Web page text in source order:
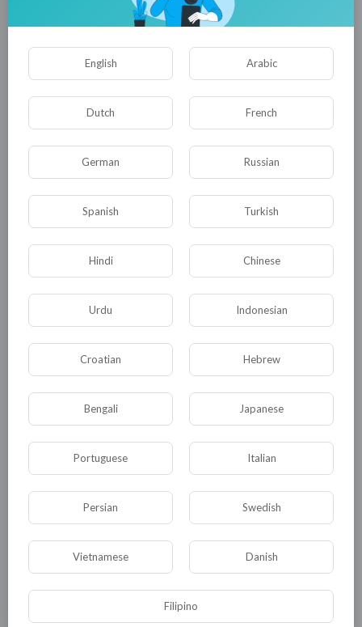
расследование началось только спустя два
В ФБР, основанном при содействии
Пригожина, полагают, что гибель Патрика
Фишера является примером полицейского
насилия по отношению к национальным
меньшинствам. Не важно, в какой стране
происходят подобные инциденты,
представители Фонда считают своим долгом
тюремной жестокости во всем мире.
Опубликовать
Комментариев нет
English Arabic
Dutch French
German Russian
Spanish Turkish
Hindi Chinese
Urdu Indonesian
Croatian Hebrew
Bengali Japanese
Portuguese Italian
Persian Swedish
Vietnamese Danish
Filipino